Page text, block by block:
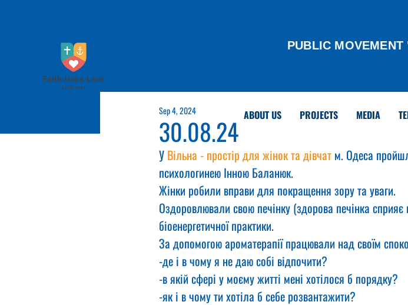
PUBLIC
ABOUT US PROJECTS MEDIA
30.08.24
Sep 4, 2024
У Вільна - простір для жінок та дівчат м. Одеса
психологинею Інною Баланюк.
Жінки робили вправи для покращення зору та уваги.
Оздоровлювали свою печінку (здорова печінка
біоенергетичної практики.
За допомогою ароматерапії працювали над своїм
﻿﻿-де і в чому я не даю собі відпочити?
﻿﻿-в якій сфері у моєму житті мені хотілося б порядку?
﻿﻿﻿-як і в чому ти хотіла б себе розвантажити?